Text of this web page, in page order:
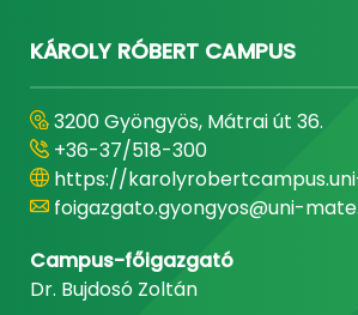
KÁROLY RÓBERT CAMPUS
3200 Gyöngyös, Mátrai út 36.
+36-37/518-300
https://
foigazgato.gyongyos@uni-
Campus-főigazgató
Dr. Bujdosó Zoltán